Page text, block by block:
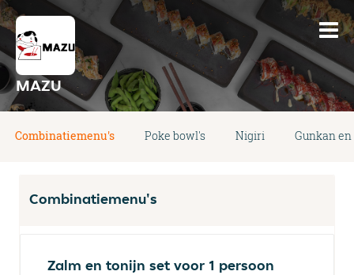
MAZU
Combinatiemenu's Poke bowl's Nigiri Gunkan
Combinatiemenu's
Zalm en tonijn set voor 1 persoon